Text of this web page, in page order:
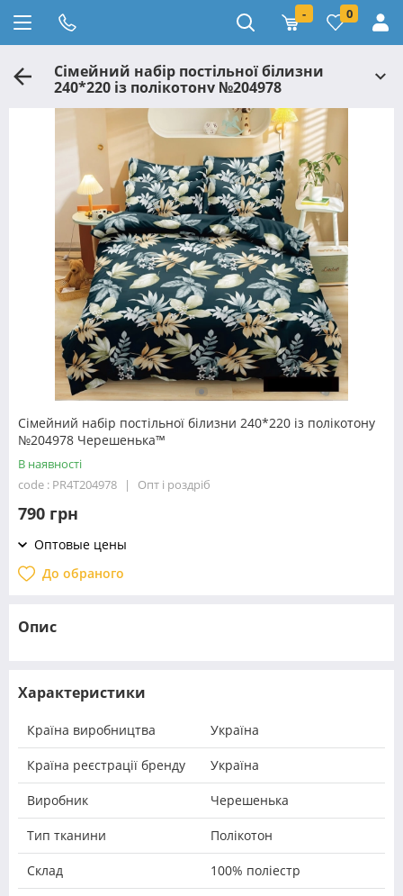
- 0
Сімейний набір постільної білизни
240*220 із полікотону №204978
Черешенька™
Сімейний набір постільної білизни 240*220 із полікотону
№204978 Черешенька™
В наявності
code : PR4T204978
Опт і роздріб
790 грн
Оптовые цены
До обраного
Опис
Характеристики
Країна виробництва Україна
Країна реєстрації бренду Україна
Виробник Черешенька
Тип тканини Полікотон
Склад 100% поліестр